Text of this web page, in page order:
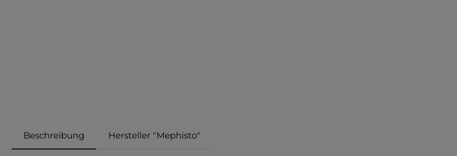
Beschreibung Hersteller "Mephisto"